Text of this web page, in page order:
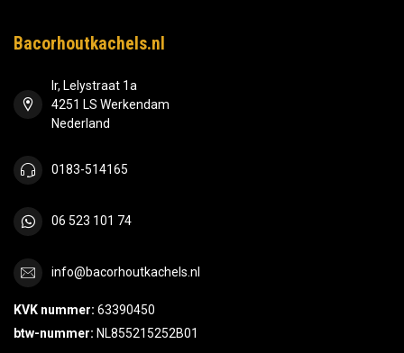
Bacorhoutkachels.nl
Ir, Lelystraat 1a
4251 LS Werkendam
Nederland
0183-514165
06 523 101 74
info@bacorhoutkachels.nl
KVK nummer: 63390450
btw-nummer: NL855215252B01